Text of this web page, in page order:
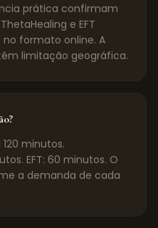
prática confirmam
e EFT
formato online. A
limitação geográfica.
minutos.
EFT: 60 minutos. O
a demanda de cada